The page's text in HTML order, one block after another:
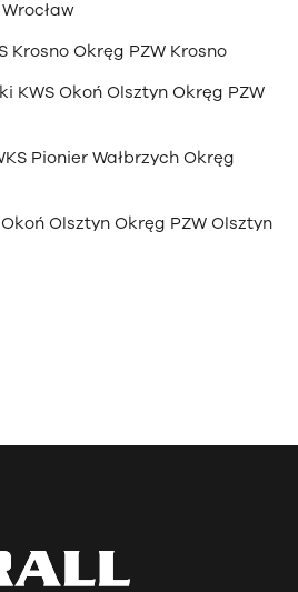
Krosno Okręg PZW Krosno
KWS Okoń Olsztyn Okręg PZW
Pionier Wałbrzych Okręg
Olsztyn Okręg PZW Olsztyn